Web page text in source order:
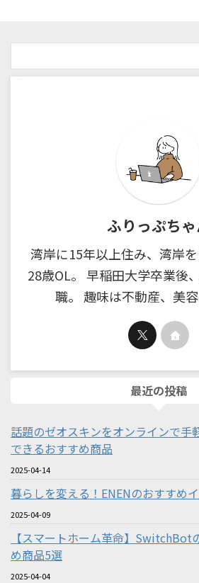
ふりっぷち
湾岸に15年以上住み、湾岸
28歳OL。 早稲田大学卒業後
職。 趣味は不動産、美容
最近の投稿
話題のゼオスキンをオンラインで手
できるおすすめ商品
2025-04-14
暮らしを変える！ENENのおすすめ
2025-04-09
【スマートホーム革命】SwitchBot
め商品5選
2025-04-04